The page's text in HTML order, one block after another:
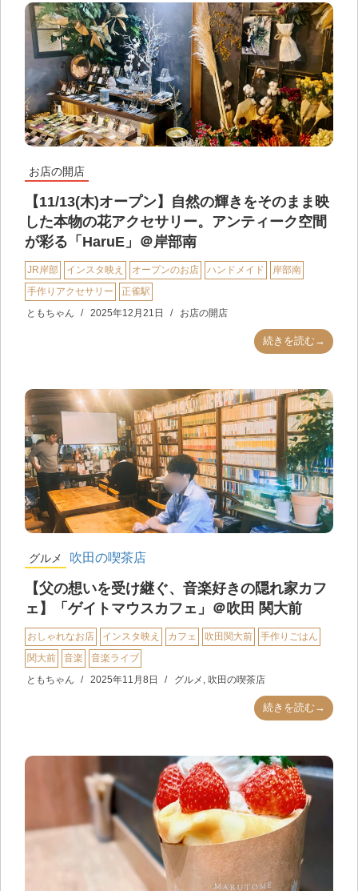
お店の開店
【11/13(木)オープン】自然の輝きをそのまま映
した本物の花アクセサリー。アンティーク空間
が彩る「HaruE」＠岸部南
JR岸部 インスタ映え オープンのお店 ハンドメイド
岸部南
手作りアクセサリー
正雀駅
ともちゃん
2025年12月21日 お店の開店
続きを読む→
グルメ 吹田の喫茶店
【父の想いを受け継ぐ、音楽好きの隠れ家カフ
ェ】「ゲイトマウスカフェ」＠吹田 関大前
おしゃれなお店 インスタ映え カフェ 吹田関大前
手作りごはん
関大前
音楽
音楽ライブ
ともちゃん
2025年11月8日 グルメ 吹田の喫茶店
続きを読む→